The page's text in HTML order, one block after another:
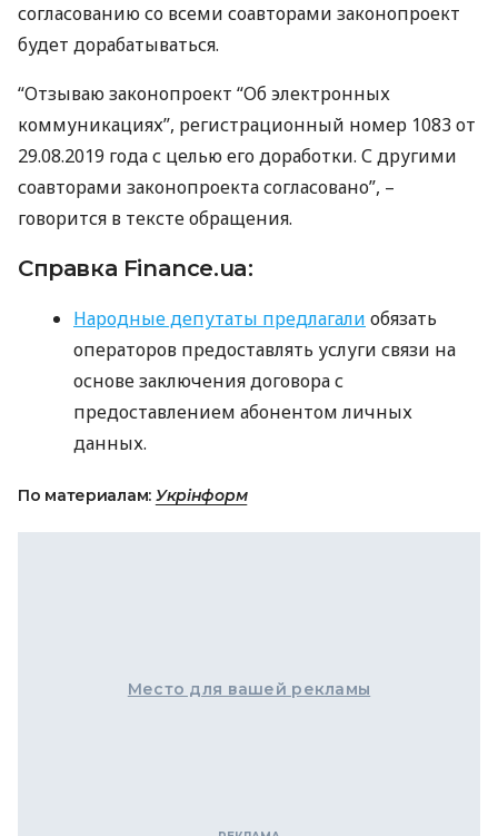
согласованию со всеми соавторами законопроект
будет дорабатываться.
“Отзываю законопроект “Об электронных
коммуникациях”, регистрационный номер 1083 от
29.08.2019 года с целью его доработки. С другими
соавторами законопроекта согласовано”, –
говорится в тексте обращения.
Справка Finance.ua:
Народные депутаты предлагали обязать
операторов предоставлять услуги связи на
основе заключения договора с
предоставлением абонентом личных
данных.
По материалам: Укрінформ
Место для вашей рекламы